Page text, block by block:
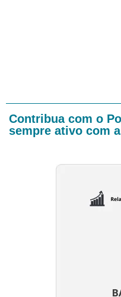
Contribua com o
sempre ativo com